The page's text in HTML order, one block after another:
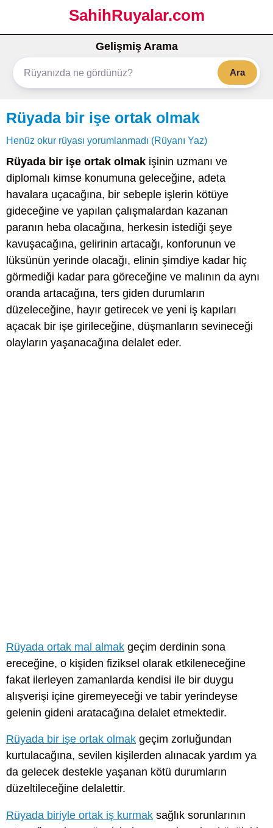
SahihRuyalar.com
Gelişmiş Arama
Ara
Rüyada bir işe ortak olmak
Henüz okur rüyası yorumlanmadı (Rüyanı Yaz)
Rüyada bir işe ortak olmak işinin uzmanı ve
diplomalı kimse konumuna geleceğine, adeta
havalara uçacağına, bir sebeple işlerin kötüye
gideceğine ve yapılan çalışmalardan kazanan
paranın heba olacağına, herkesin istediği şeye
kavuşacağına, gelirinin artacağı, konforunun ve
lüksünün yerinde olacağı, elinin şimdiye kadar hiç
görmediği kadar para göreceğine ve malının da aynı
oranda artacağına, ters giden durumların
düzeleceğine, hayır getirecek ve yeni iş kapıları
açacak bir işe girileceğine, düşmanların sevineceği
olayların yaşanacağına delalet eder.
Rüyada ortak mal almak geçim derdinin sona
ereceğine, o kişiden fiziksel olarak etkileneceğine
fakat ilerleyen zamanlarda kendisi ile bir duygu
alışverişi içine giremeyeceği ve tabir yerindeyse
gelenin gideni aratacağına delalet etmektedir.
Rüyada bir işe ortak olmak geçim zorluğundan
kurtulacağına, sevilen kişilerden alınacak yardım ya
da gelecek destekle yaşanan kötü durumların
düzeltileceğine delalettir.
Rüyada biriyle ortak iş kurmak sağlık sorunlarının